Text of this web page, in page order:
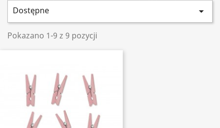
Dostępne 
Pokazano 1-9 z 9 pozycji